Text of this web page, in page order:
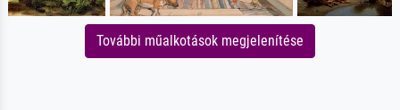
További műalkotások megjelenítése